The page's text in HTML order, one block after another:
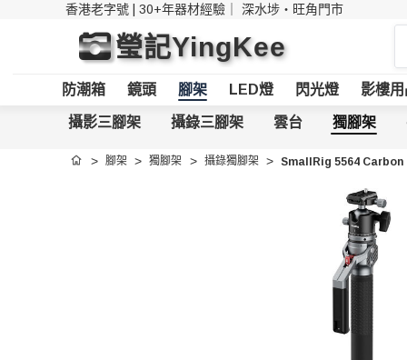
香港老字號 | 30+年器材經驗｜ 深水埗・旺角門市
瑩記YingKee
防潮箱 鏡頭 腳架 LED燈 閃光燈 影樓用
攝影三腳架 攝錄三腳架 雲台 獨腳架
首頁 腳架 獨腳架 攝錄獨腳架 SmallRig 5564 Carbon